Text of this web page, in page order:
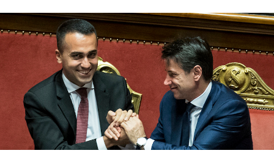
Economia
Sport
Altrecose
Mondiali calcio 2026
PODCAST
NEWSLETTER